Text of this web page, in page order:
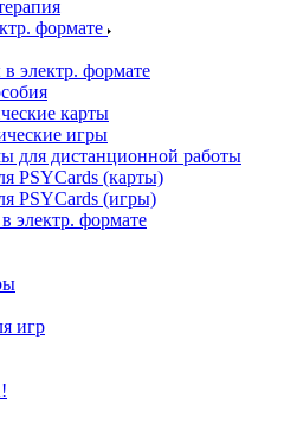
формате
электр. формате
карты
игры
для дистанционной работы
PSYCards (карты)
PSYCards (игры)
электр. формате
игр